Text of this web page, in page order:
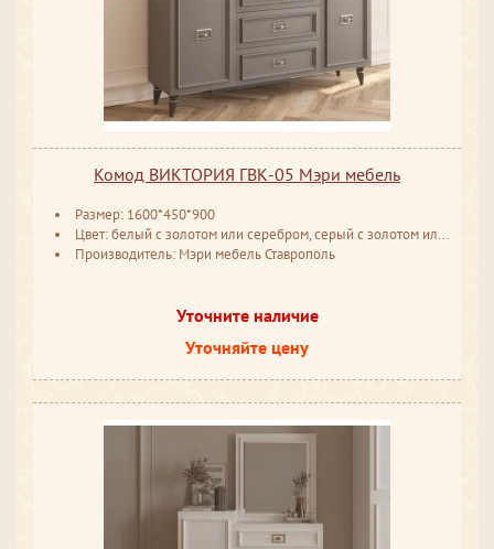
Комод ВИКТОРИЯ ГВК-05 Мэри мебель
Размер: 1600*450*900
Цвет: белый с золотом или серебром, серый с золотом или серебром
Производитель: Мэри мебель Ставрополь
Уточните наличие
Уточняйте цену